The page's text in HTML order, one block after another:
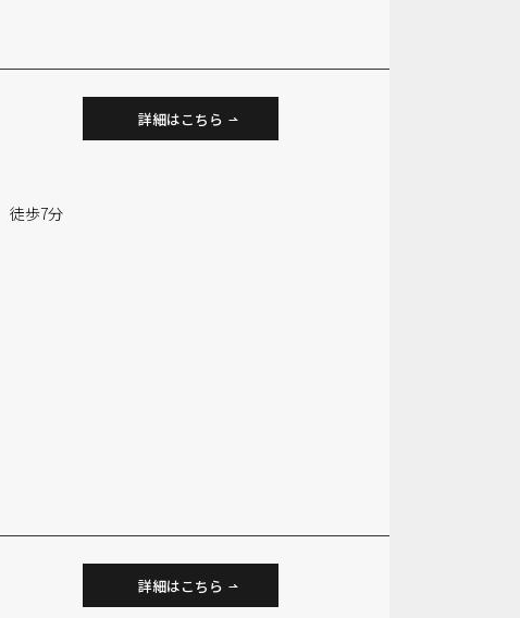
詳細はこちら
徒歩7分
詳細はこちら